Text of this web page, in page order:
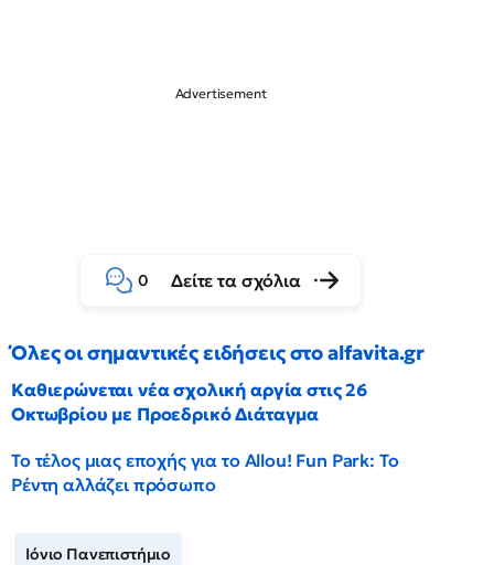
0 Δείτε τα σχόλια
Όλες οι σημαντικές ειδήσεις στο alfavita.gr
Καθιερώνεται νέα σχολική αργία στις 26
Οκτωβρίου με Προεδρικό Διάταγμα
Το τέλος μιας εποχής για το Allou! Fun Park: Το
Ρέντη αλλάζει πρόσωπο
Ιόνιο Πανεπιστήμιο